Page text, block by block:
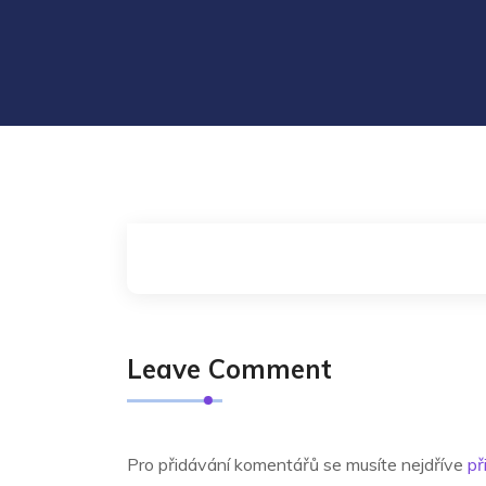
Leave Comment
Pro přidávání komentářů se musíte nejdříve